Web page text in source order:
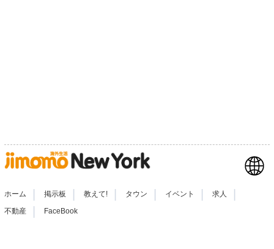
ホーム 掲示板 教えて! タウン イベント 求人
不動産 | FaceBook